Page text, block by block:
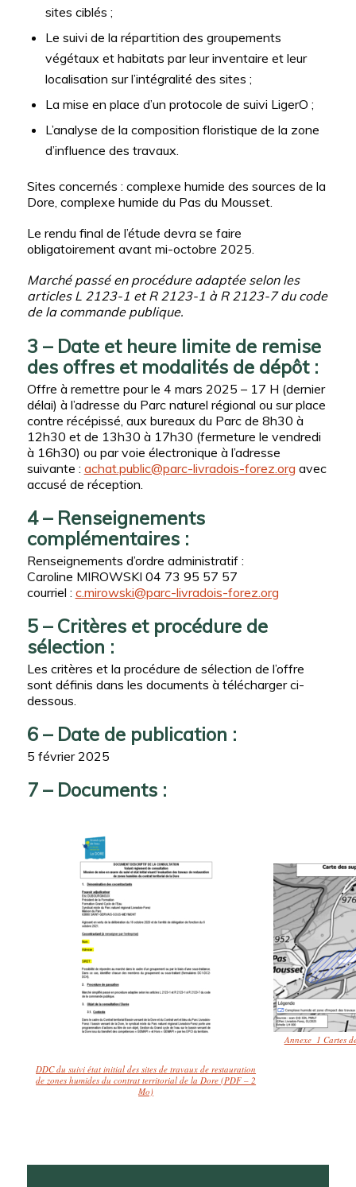
sites ciblés ;
Le suivi de la répartition des groupements
végétaux et habitats par leur inventaire et leur
localisation sur l’intégralité des sites ;
La mise en place d’un protocole de suivi LigerO ;
L’analyse de la composition floristique de la zone
d’influence des travaux.
Sites concernés : complexe humide des sources de la
Dore, complexe humide du Pas du Mousset.
Le rendu final de l’étude devra se faire
obligatoirement avant mi-octobre 2025.
Marché passé en procédure adaptée selon les
articles L 2123-1 et R 2123-1 à R 2123-7 du code
de la commande publique.
3 – Date et heure limite de remise
des offres et modalités de dépôt :
Offre à remettre pour le 4 mars 2025 – 17 H (dernier
délai) à l’adresse du Parc naturel régional ou sur place
contre récépissé, aux bureaux du Parc de 8h30 à
12h30 et de 13h30 à 17h30 (fermeture le vendredi
à 16h30) ou par voie électronique à l’adresse
suivante : achat.public@parc-livradois-forez.org avec
accusé de réception.
4 – Renseignements
complémentaires :
Renseignements d’ordre administratif :
Caroline MIROWSKI 04 73 95 57 57
courriel : c.mirowski@parc-livradois-forez.org
5 – Critères et procédure de
sélection :
Les critères et la procédure de sélection de l’offre
sont définis dans les documents à télécharger ci-
dessous.
6 – Date de publication :
5 février 2025
7 – Documents :
DDC du suivi état initial des sites de travaux de restauration
de zones humides du contrat territorial de la Dore (PDF – 2
Mo)
Annexe_1 Cartes